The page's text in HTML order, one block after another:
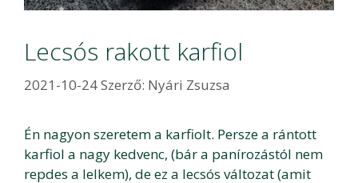
Lecsós rakott karfiol
2021-10-24Szerző: Nyári Zsuzsa
Én nagyon szeretem a karfiolt. Persze a rántott
karfiol a nagy kedvenc, (bár a panírozástól nem
repdes a lelkem), de ez a lecsós változat (amit